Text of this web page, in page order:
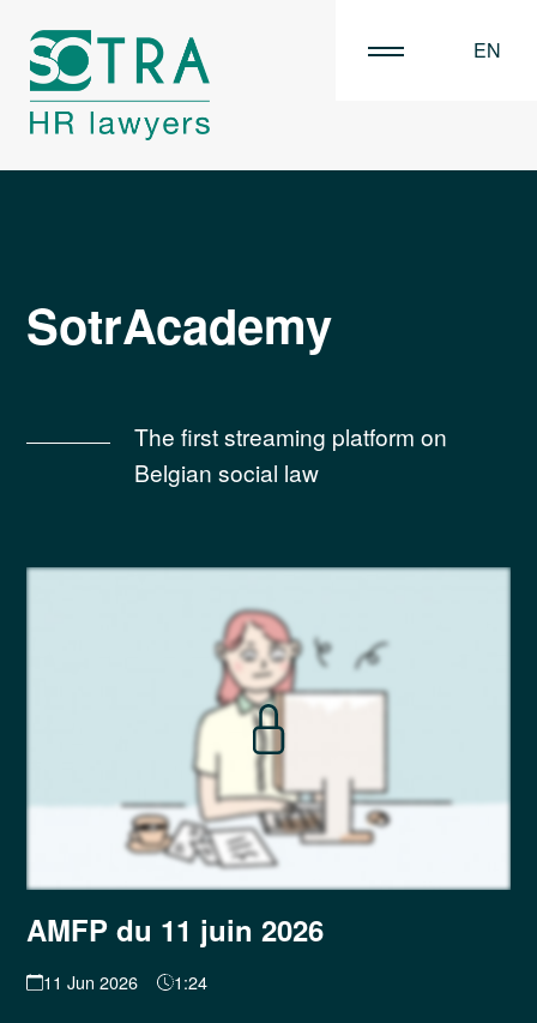
EN
SotrAcademy
The first streaming platform on
Belgian social law
AMFP du 11 juin 2026
11 Jun 2026 1:24